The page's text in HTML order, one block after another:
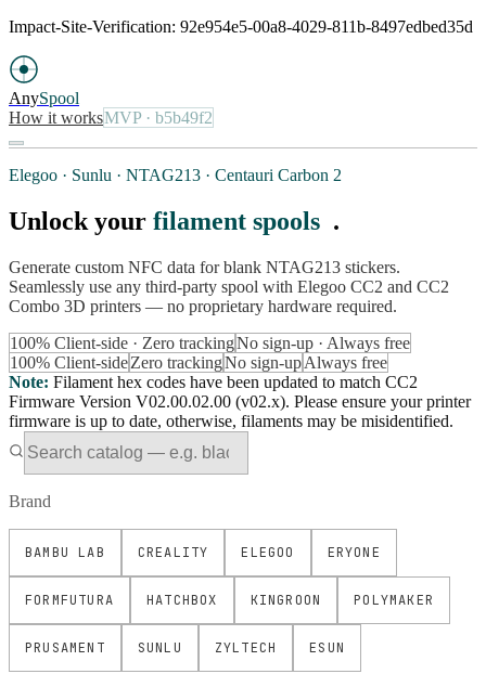
Impact-Site-Verification: 92e954e5-00a8-4029-811b-8497edbed35d
AnySpool
How it worksMVP· b5b49f2
Elegoo · Sunlu · NTAG213 · Centauri Carbon 2
Unlock your filament spools .
Generate custom NFC data for blank NTAG213 stickers.
Seamlessly use any third-party spool with Elegoo CC2 and CC2
Combo 3D printers — no proprietary hardware required.
100% Client-side · Zero trackingNo sign-up · Always free
100% Client-sideZero trackingNo sign-upAlways free
Note: Filament hex codes have been updated to match CC2
Firmware Version V02.00.02.00 (v02.x). Please ensure your printer
firmware is up to date, otherwise, filaments may be misidentified.
Brand
BAMBU LAB CREALITY ELEGOO ERYONE
FORMFUTURA HATCHBOX KINGROON POLYMAKER
PRUSAMENT SUNLU ZYLTECH ESUN